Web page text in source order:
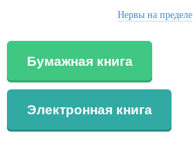
Нервы на пределе
Бумажная книга
Электронная книга